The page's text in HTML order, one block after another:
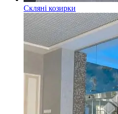
Скляні козирки